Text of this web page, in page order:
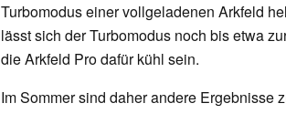
Turbomodus einer vollgeladenen Arkfeld
lässt sich der Turbomodus noch bis etwa
die Arkfeld Pro dafür kühl sein.
Im Sommer sind daher andere Ergebnisse